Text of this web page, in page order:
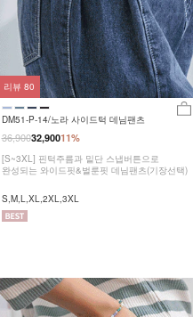
DM51-P-14/노라 사이드턱 데님팬츠
11%
36,90032,900
[S~3XL] 핀턱주름과 밑단 스냅버튼으로
완성되는 와이드핏&벌룬핏 데님팬츠(기장선택)
S,M,L,XL,2XL,3XL
리뷰 80